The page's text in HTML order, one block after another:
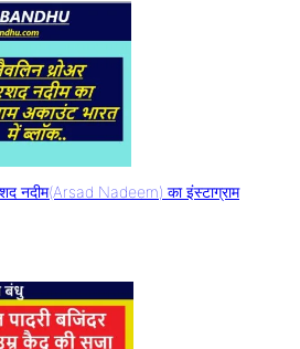
नदीम(Arsad Nadeem) का इंस्टाग्राम